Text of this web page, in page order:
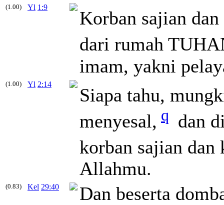
(1.00) Yl 1:9
Korban sajian
dari rumah
imam, yakni
(1.00) Yl 2:14
Siapa tahu,
menyesal, q dan
korban sajian dan
Allahmu.
(0.83) Kel 29:40
Dan beserta